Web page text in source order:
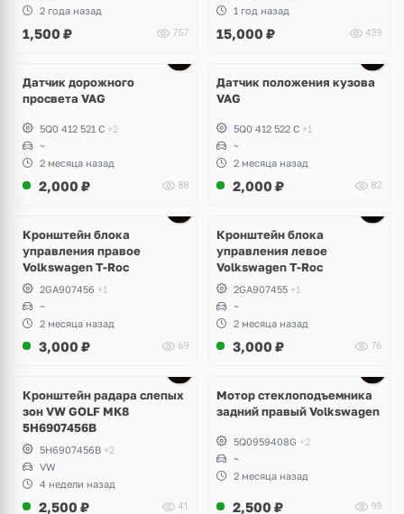
2 года назад
1,500 ₽ 757
1 год назад
15,000 ₽ 439
Датчик дорожного
просвета VAG
5Q0 412 521 C +2
~
2 месяца назад
2,000 ₽ 88
Датчик положения кузова
VAG
5Q0 412 522 C +1
~
2 месяца назад
2,000 ₽ 82
Кронштейн блока
управления правое
Volkswagen T-Roc
2GA907456 +1
~
2 месяца назад
3,000 ₽ 69
Кронштейн блока
управления левое
Volkswagen T-Roc
2GA907455 +1
~
2 месяца назад
3,000 ₽ 76
Кронштейн радара слепых
зон VW GOLF MK8
5H6907456B
5H6907456B +2
VW
4 недели назад
2,500 ₽ 41
Мотор стеклоподъемника
задний правый Volkswagen
5Q0959408G +2
~
2 месяца назад
2,500 ₽ 99